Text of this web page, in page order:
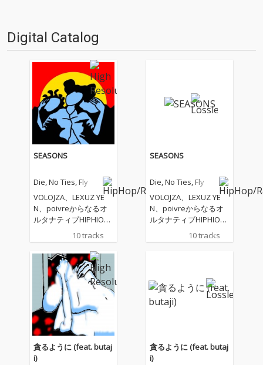
回は2020年解散してしまったCI
RRRCLEの…
Digital Catalog
SEASONS
Die, No Ties, Fly
VOLOJZA、LEXUZ YE
N、poivreからなるオ
ルタナティブHIPHIOP
ユニットDie, No Ties, F
ly、ファーストアルバ
ム『SEASONS』
10 tracks
SEASONS
Die, No Ties, Fly
VOLOJZA、LEXUZ YE
N、poivreからなるオ
ルタナティブHIPHIOP
ユニットDie, No Ties, F
ly、ファーストアルバ
10 tracks
貪るように (feat. butaj
i)
貪るように (feat. butaj
i)